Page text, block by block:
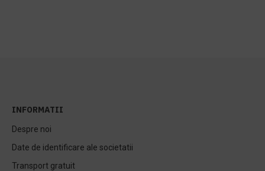
INFORMATII
Despre noi
Date de identificare ale societatii
Transport gratuit